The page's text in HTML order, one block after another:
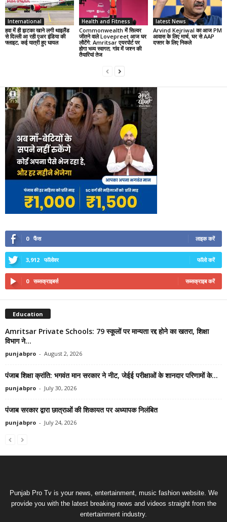
International
हवा में ही झटका खाने लगी थाइलैंड
से दिल्ली आ रही एअर इंडिया की
फ्लाइट, कई यात्री हुए घायल
Health and Fitness
Commonwealth में सिल्वर
जीतने वाले Lovepreet आज घर
लौटेंगे: Amritsar एयरपोर्ट पर
होगा भव्य स्वागत; गांव में जश्न की
तैयारियां तेज
latest News
Arvind Kejriwal का आज PM
आवास के लिए मार्च, घर से AAP
दफ्तर के लिए निकले
0 फैंस लाइक करें
3,912 फॉलोवर फॉलो करें
0 सब्सक्राइबर्स सब्सक्राइब करें
Education
Amritsar Private Schools: 79 स्कूलों पर मान्यता रद्द होने का खतरा, शिक्षा
विभाग ने...
punjabpro - August 2, 2026
पंजाब शिक्षा क्रांति: भगवंत मान सरकार ने नीट, जेईई परीक्षाओं के शानदार परिणामों के...
punjabpro - July 30, 2026
पंजाब सरकार द्वारा छात्राओं की शिकायत पर अध्यापक निलंबित
punjabpro - July 24, 2026
Punjab Pro Tv is your news, entertainment, music fashion website. We
provide you with the latest breaking news and videos straight from the
entertainment industry.